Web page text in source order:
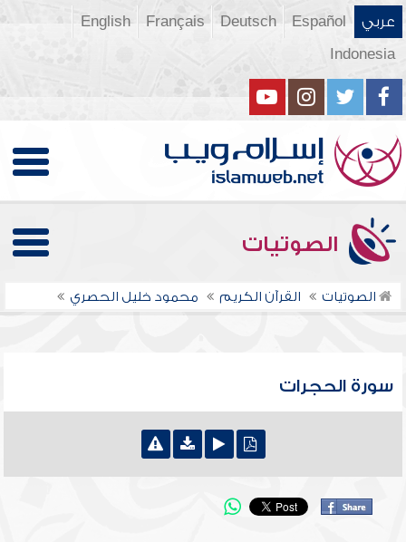
عربي Español
Deutsch
Français
English
Indonesia
الصوتيات
الصوتيات القرآن الكريم محمود خليل الحصري
سورة الحجرات